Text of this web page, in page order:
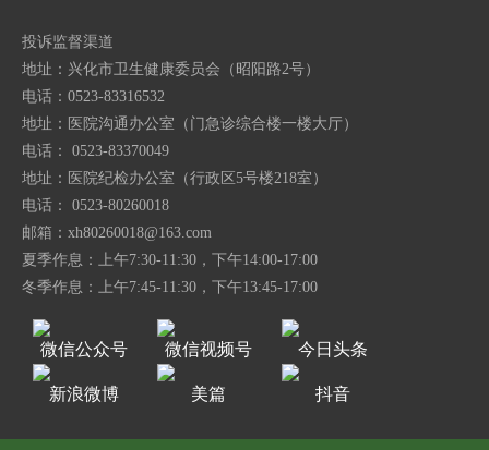
投诉监督渠道
地址：兴化市卫生健康委员会（昭阳路2号）
电话：0523-83316532
地址：医院沟通办公室（门急诊综合楼一楼大厅）
电话： 0523-83370049
地址：医院纪检办公室（行政区5号楼218室）
电话： 0523-80260018
邮箱： xh80260018@163.com
夏季作息：上午7:30-11:30，下午14:00-17:00
冬季作息：上午7:45-11:30，下午13:45-17:00
微信公众号 微信视频号 今日头条
新浪微博 美篇 抖音